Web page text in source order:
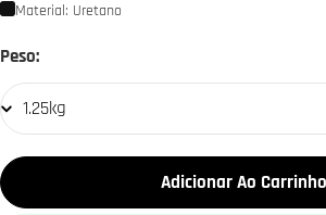
Material: Uretano
Peso:
1.25kg
Adicionar Ao Carrinho